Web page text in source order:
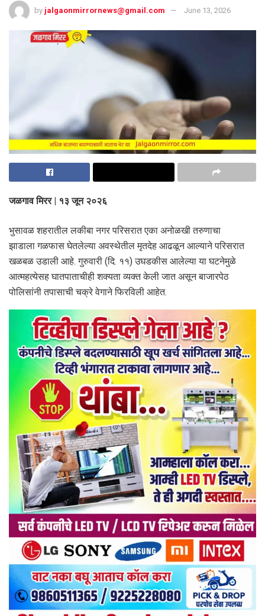
by jalgaonmirrornews@gmail.com June 13, 2026
जळगाव मिरर | १३ जून २०२६
भुसावळ शहरातील लकीबा नगर परिसरात एका अनोळखी तरुणाचा
झाडाला गळफास घेतलेल्या अवस्थेतील मृतदेह आढळून आल्याने परिसरात
खळबळ उडाली आहे. गुरुवारी (दि. ११) उघडकीस आलेल्या या घटनेमुळे
आत्महत्येसह घातपाताचीही शक्यता व्यक्त केली जात असून बाजारपेठ
पोलिसांनी तपासाची चक्रे वेगाने फिरविली आहेत.